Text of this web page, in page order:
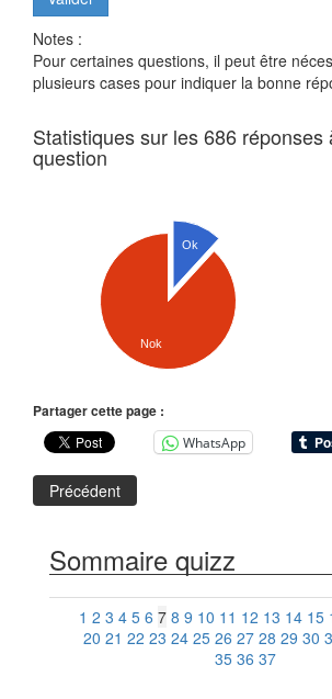
Notes :
Pour certaines questions, il peut être
plusieurs cases pour indiquer la bonne
Statistiques sur les 686 réponses
question
Ok
Nok
Partager cette page :
WhatsApp
Précédent
Sommaire quizz
1 2 3 4 5 6 7 8 9 10 11 12 13 14 15
20 21 22 23 24 25 26 27 28 29 30
35 36 37